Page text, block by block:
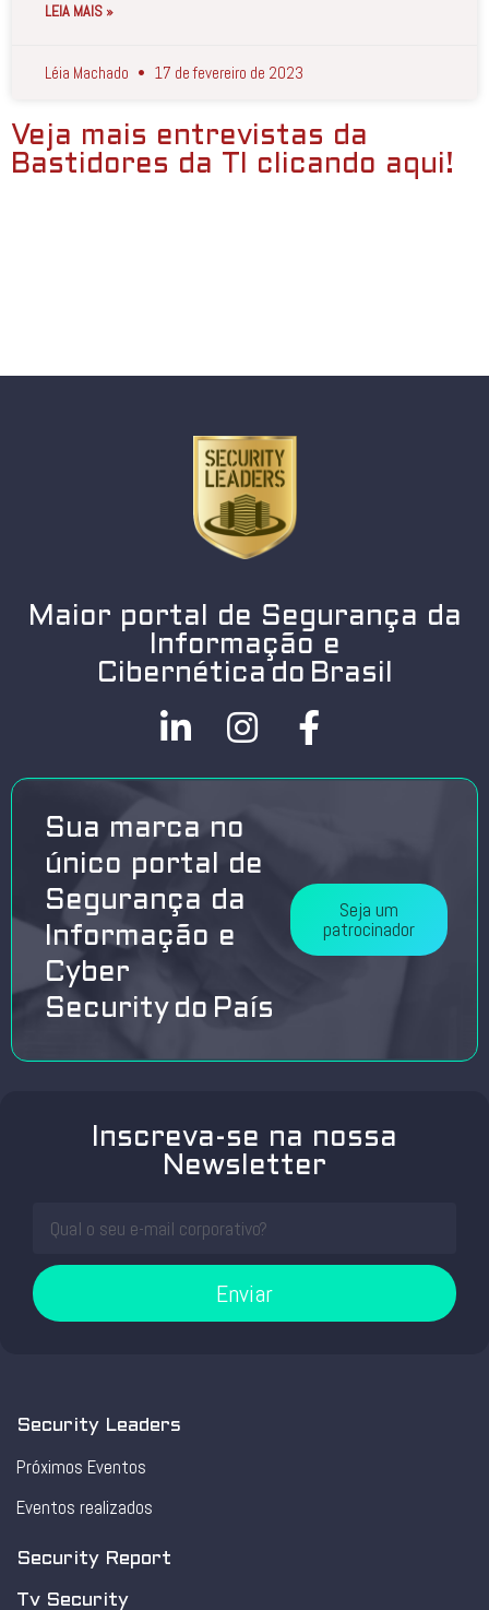
LEIA MAIS »
Léia Machado 17 de fevereiro de 2023
Veja mais entrevistas da
Bastidores da TI clicando aqui!
Maior portal de Segurança da
Informação e
Cibernética do Brasil
Sua marca no
único portal de
Segurança da
Informação e
Cyber
Security do País
Seja um
patrocinador
Inscreva-se na nossa
Newsletter
Enviar
Security Leaders
Próximos Eventos
Eventos realizados
Security Report
Tv Security